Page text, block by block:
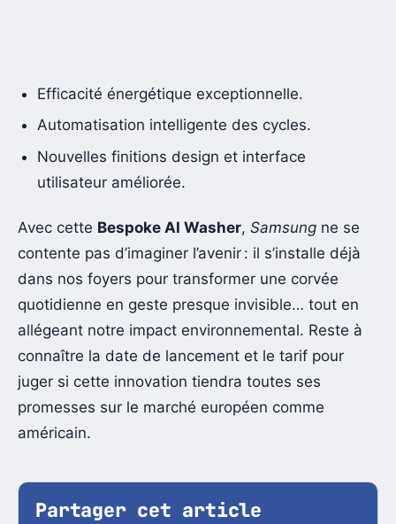
Efficacité énergétique exceptionnelle.
Automatisation intelligente des cycles.
Nouvelles finitions design et interface
utilisateur améliorée.
Avec cette Bespoke AI Washer, Samsung ne se
contente pas d’imaginer l’avenir : il s’installe déjà
dans nos foyers pour transformer une corvée
quotidienne en geste presque invisible… tout en
allégeant notre impact environnemental. Reste à
connaître la date de lancement et le tarif pour
juger si cette innovation tiendra toutes ses
promesses sur le marché européen comme
américain.
Partager cet article